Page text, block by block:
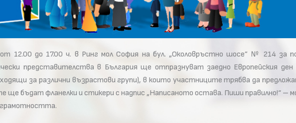
12.00 до 17.00 ч. в Ринг мол София на бул. „Околовръстно шосе” № 214 за
представителства в България ще отпразнуват заедно Европейския
за различни възрастови групи), в които участниците трябва да
ще бъдат фланелки и стикери с надпис „Написаното остава. Пиши правилно!“
грамотността.